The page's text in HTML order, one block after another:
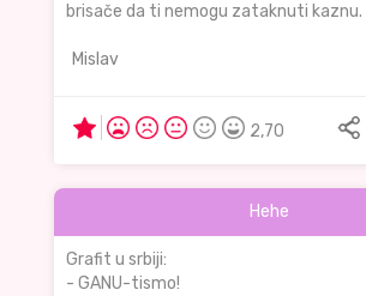
brisače da ti nemogu zataknuti kaznu.
Mislav
2,70
Hehe
Grafit u srbiji:
- GANU-tismo!